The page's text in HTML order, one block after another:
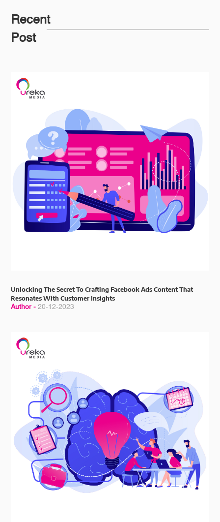
Recent
Post
Unlocking The Secret To Crafting Facebook Ads Content That
Resonates With Customer Insights
Author -20-12-2023